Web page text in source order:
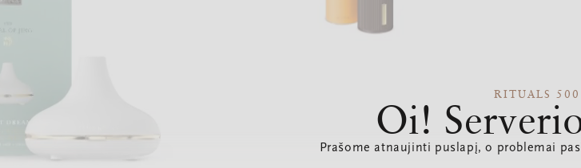
RITUALS 500
Oi!
Prašome atnaujinti puslapį, o problemai